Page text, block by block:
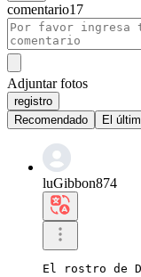
comentario17
Adjuntar fotos
registro
Recomendado
El
luGibbon874
El rostro de